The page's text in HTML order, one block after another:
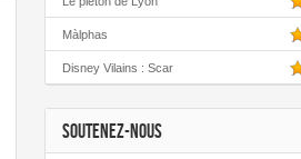
Màlphas
Disney Vilains : Scar
SOUTENEZ-NOUS